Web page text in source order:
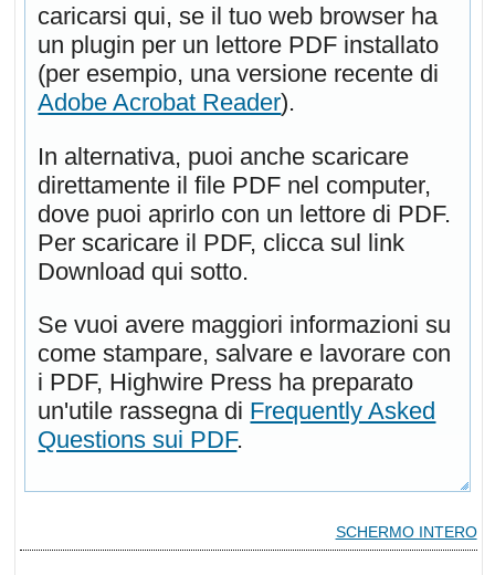
caricarsi qui, se il tuo web browser ha
un plugin per un lettore PDF installato
(per esempio, una versione recente di
Adobe Acrobat Reader).
In alternativa, puoi anche scaricare
direttamente il file PDF nel computer,
dove puoi aprirlo con un lettore di PDF.
Per scaricare il PDF, clicca sul link
Download qui sotto.
Se vuoi avere maggiori informazioni su
come stampare, salvare e lavorare con
i PDF, Highwire Press ha preparato
un'utile rassegna di Frequently Asked
Questions sui PDF.
SCHERMO INTERO